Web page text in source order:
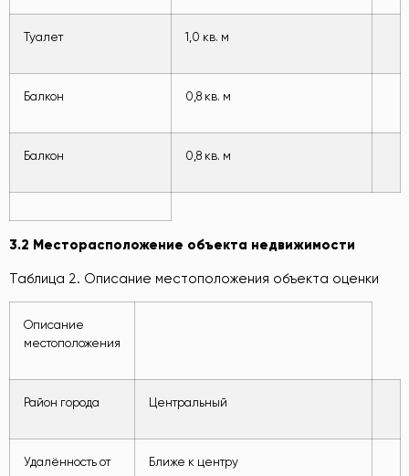
Туалет 1,0 кв. м
Балкон 0,8 кв. м
Балкон 0,8 кв. м
3.2 Месторасположение объекта недвижимости
Таблица 2. Описание местоположения объекта оценки
Описание
местоположения
Район города Центральный
Удалённость от
Ближе к центру